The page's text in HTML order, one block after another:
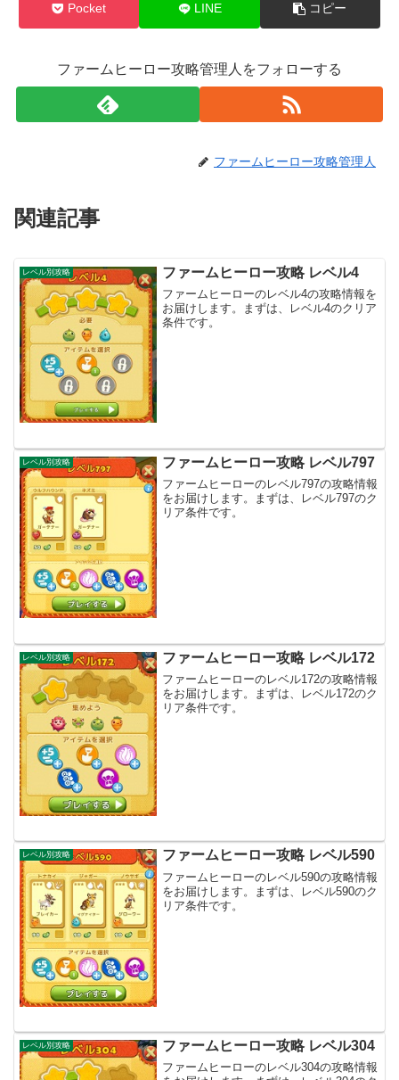
Pocket LINE コピー
ファームヒーロー攻略管理人をフォローする
ファームヒーロー攻略管理人
関連記事
レベル別攻略 ファームヒーロー攻略 レベル4
ファームヒーローのレベル4の攻略情報を
お届けします。まずは、レベル4のクリア
条件です。
レベル別攻略 ファームヒーロー攻略 レベル797
ファームヒーローのレベル797の攻略情報
をお届けします。まずは、レベル797のク
リア条件です。
レベル別攻略 ファームヒーロー攻略 レベル172
ファームヒーローのレベル172の攻略情報
をお届けします。まずは、レベル172のク
リア条件です。
レベル別攻略 ファームヒーロー攻略 レベル590
ファームヒーローのレベル590の攻略情報
をお届けします。まずは、レベル590のク
リア条件です。
レベル別攻略 ファームヒーロー攻略 レベル304
ファームヒーローのレベル304の攻略情報